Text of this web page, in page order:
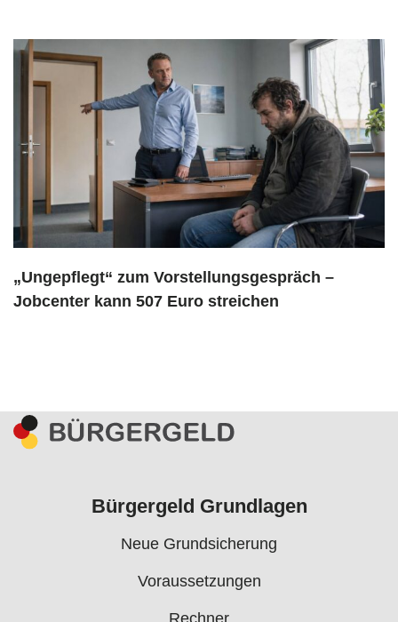
„Ungepflegt“ zum Vorstellungsgespräch –
Jobcenter kann 507 Euro streichen
Bürgergeld Grundlagen
Neue Grundsicherung
Voraussetzungen